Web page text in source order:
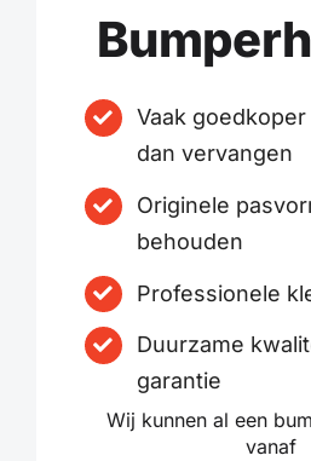
Vaak
dan vervangen
Originele
behouden
Professionele
Duurzame
garantie
Wij kunnen al een
vanaf